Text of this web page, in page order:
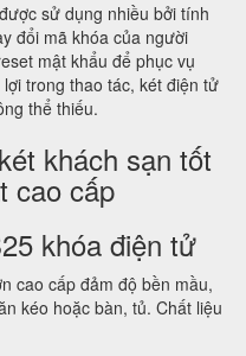
sử dụng nhiều bởi tính
đổi mã khóa của người
mật khẩu để phục vụ
trong thao tác, két điện tử
thể thiếu.
khách sạn tốt
cao cấp
khóa điện tử
cao cấp đảm độ bền mầu,
kéo hoặc bàn, tủ. Chất liệu